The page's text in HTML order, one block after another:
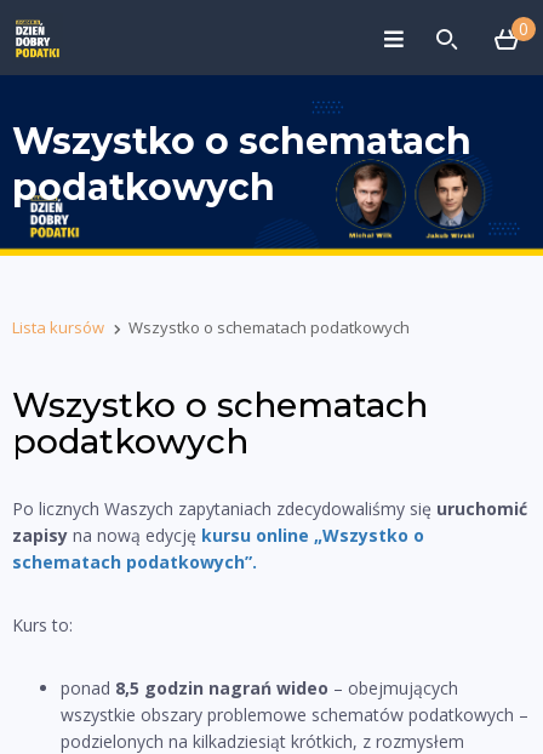
0
Wszystko o schematach
podatkowych
Lista kursów Wszystko o schematach podatkowych
Wszystko o schematach
podatkowych
Po licznych Waszych zapytaniach zdecydowaliśmy się uruchomić
zapisy na nową edycję kursu online „Wszystko o
schematach podatkowych”.
Kurs to:
ponad 8,5 godzin nagrań wideo – obejmujących
wszystkie obszary problemowe schematów podatkowych –
podzielonych na kilkadziesiąt krótkich, z rozmysłem